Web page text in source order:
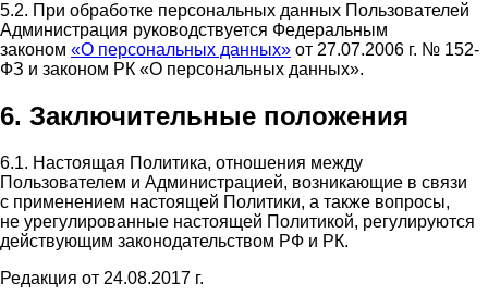
5.2. При обработке персональных данных Пользователей
Администрация руководствуется Федеральным
законом «О персональных данных» от 27.07.2006 г. № 152-
ФЗ и законом РК «О персональных данных».
6. Заключительные положения
6.1. Настоящая Политика, отношения между
Пользователем и Администрацией, возникающие в связи
с применением настоящей Политики, а также вопросы,
не урегулированные настоящей Политикой, регулируются
действующим законодательством РФ и РК.
Редакция от 24.08.2017 г.